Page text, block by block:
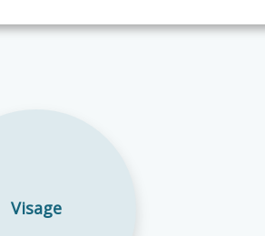
Visage